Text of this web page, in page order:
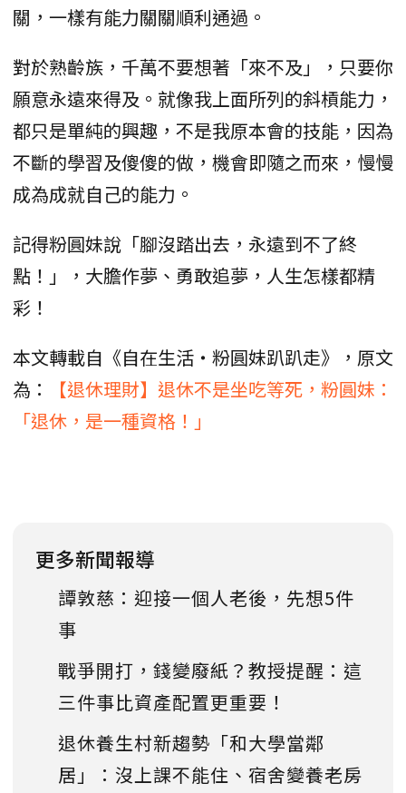
關，一樣有能力關關順利通過。
對於熟齡族，千萬不要想著「來不及」，只要你
願意永遠來得及。就像我上面所列的斜槓能力，
都只是單純的興趣，不是我原本會的技能，因為
不斷的學習及傻傻的做，機會即隨之而來，慢慢
成為成就自己的能力。
記得粉圓妹說「腳沒踏出去，永遠到不了終
點！」，大膽作夢、勇敢追夢，人生怎樣都精
彩！
本文轉載自《自在生活‧粉圓妹趴趴走》，原文
為：
【退休理財】退休不是坐吃等死，粉圓妹：
「退休，是一種資格！」
更多新聞報導
譚敦慈：迎接一個人老後，先想5件
事
戰爭開打，錢變廢紙？教授提醒：這
三件事比資產配置更重要！
退休養生村新趨勢「和大學當鄰
居」：沒上課不能住、宿舍變養老房